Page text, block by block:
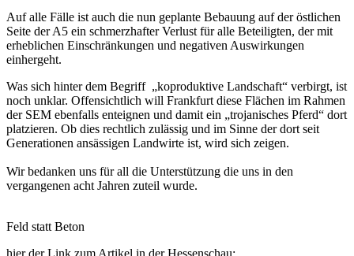
Auf alle Fälle ist auch die nun geplante Bebauung auf der östlichen
Seite der A5 ein schmerzhafter Verlust für alle Beteiligten, der mit
erheblichen Einschränkungen und negativen Auswirkungen
einhergeht.
Was sich hinter dem Begriff „koproduktive Landschaft“ verbirgt, ist
noch unklar. Offensichtlich will Frankfurt diese Flächen im Rahmen
der SEM ebenfalls enteignen und damit ein „trojanisches Pferd“ dort
platzieren. Ob dies rechtlich zulässig und im Sinne der dort seit
Generationen ansässigen Landwirte ist, wird sich zeigen.
Wir bedanken uns für all die Unterstützung die uns in den
vergangenen acht Jahren zuteil wurde.
Feld statt Beton
hier der Link zum Artikel in der Hessenschau: